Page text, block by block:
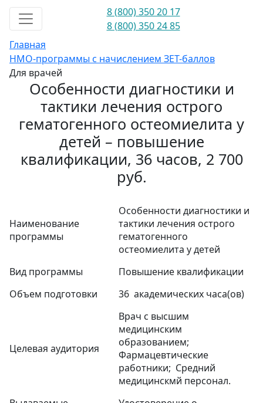
8 (800) 350 20 17
8 (800) 350 24 85
Главная
НМО-программы с начислением ЗЕТ-баллов
Для врачей
Особенности диагностики и
тактики лечения острого
гематогенного остеомиелита у
детей – повышение
квалификации, 36 часов, 2 700
руб.
Наименование
программы
Особенности диагностики и
тактики лечения острого
гематогенного
остеомиелита у детей
Вид программы
Повышение квалификации
Объем подготовки
36 академических часа(ов)
Целевая аудитория
Врач с высшим
медицинским
образованием;
Фармацевтические
работники; Средний
медицинскмй персонал.